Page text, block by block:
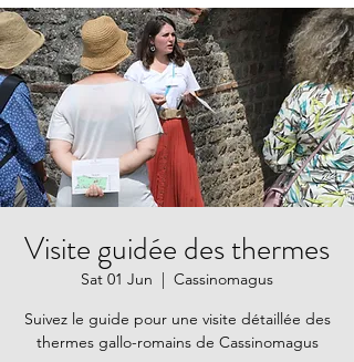
Visite guidée des thermes
Sat 01 Jun
  |
Cassinomagus
Suivez le guide pour une visite détaillée des
thermes gallo-romains de Cassinomagus